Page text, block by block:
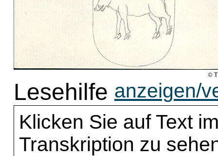
Lesehilfe anzeigen/
Klicken Sie auf Text
Transkription zu